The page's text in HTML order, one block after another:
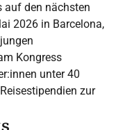
auf den nächsten
2026 in Barcelona,
Kongress
unter 40
zur